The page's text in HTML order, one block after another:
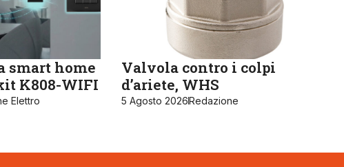
smart home
K808-WIFI
Elettro
Valvola contro i colpi
d’ariete, WHS
5 Agosto 2026Redazione